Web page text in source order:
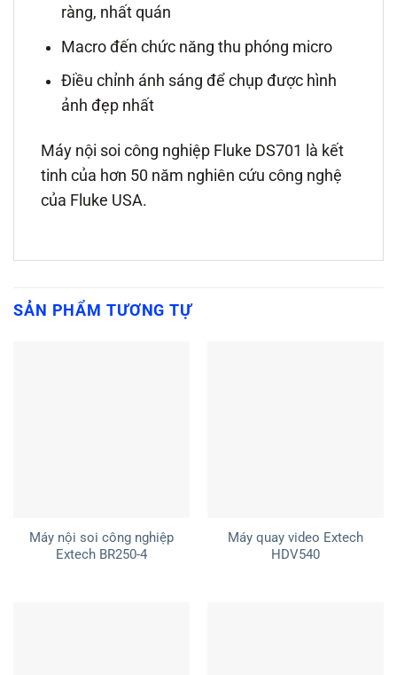
ràng, nhất quán
Macro đến chức năng thu phóng micro
Điều chỉnh ánh sáng để chụp được hình
ảnh đẹp nhất
Máy nội soi công nghiệp Fluke DS701 là kết
tinh của hơn 50 năm nghiên cứu công nghệ
của Fluke USA.
SẢN PHẨM TƯƠNG TỰ
Máy nội soi công nghiệp
Extech BR250-4
Máy quay video Extech
HDV540